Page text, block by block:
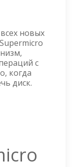
новых
с
когда
диск.